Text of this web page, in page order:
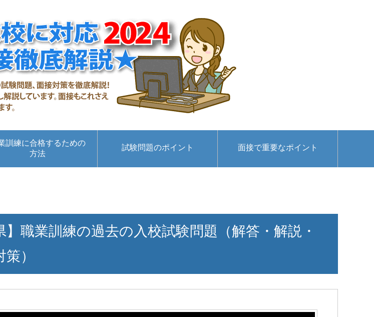
訓練に合格するための
方法
試験問題のポイント 面接で重要なポイント
】職業訓練の過去の入校試験問題（解答・解説・
）